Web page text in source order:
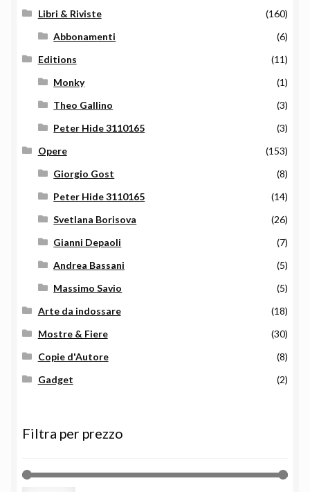
Libri & Riviste
(160)
Abbonamenti
(6)
Editions
(11)
Monky
(1)
Theo Gallino
(3)
Peter Hide 3110165
(3)
Opere
(153)
Giorgio Gost
(8)
Peter Hide 3110165
(14)
Svetlana Borisova
(26)
Gianni Depaoli
(7)
Andrea Bassani
(5)
Massimo Savio
(5)
Arte da indossare
(18)
Mostre & Fiere
(30)
Copie d'Autore
(8)
Gadget
(2)
Filtra per prezzo